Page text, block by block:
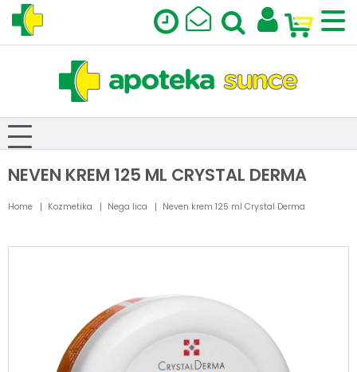
NEVEN KREM 125 ML CRYSTAL DERMA
Home Kozmetika Nega lica Neven krem 125 ml Crystal Derma